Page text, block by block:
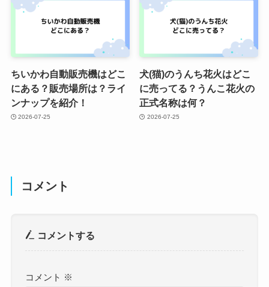
ちいかわ自動販売機はどこ
にある？販売場所は？ライ
ンナップを紹介！
2026-07-25
犬(猫)のうんち花火はどこ
に売ってる？うんこ花火の
正式名称は何？
2026-07-25
コメント
コメントする
コメント ※